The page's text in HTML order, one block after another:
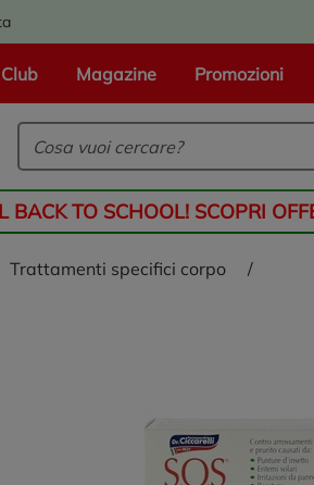
Magazine Promozioni
BACK TO SCHOOL! SCOPRI
trattamenti specifici corpo /